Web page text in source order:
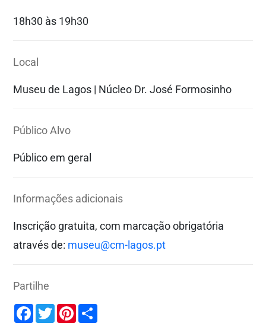
18h30 às 19h30
Local
Museu de Lagos | Núcleo Dr. José Formosinho
Público Alvo
Público em geral
Informações adicionais
Inscrição gratuita, com marcação obrigatória
através de: museu@cm-lagos.pt
Partilhe
Facebook
TwitterPinterest